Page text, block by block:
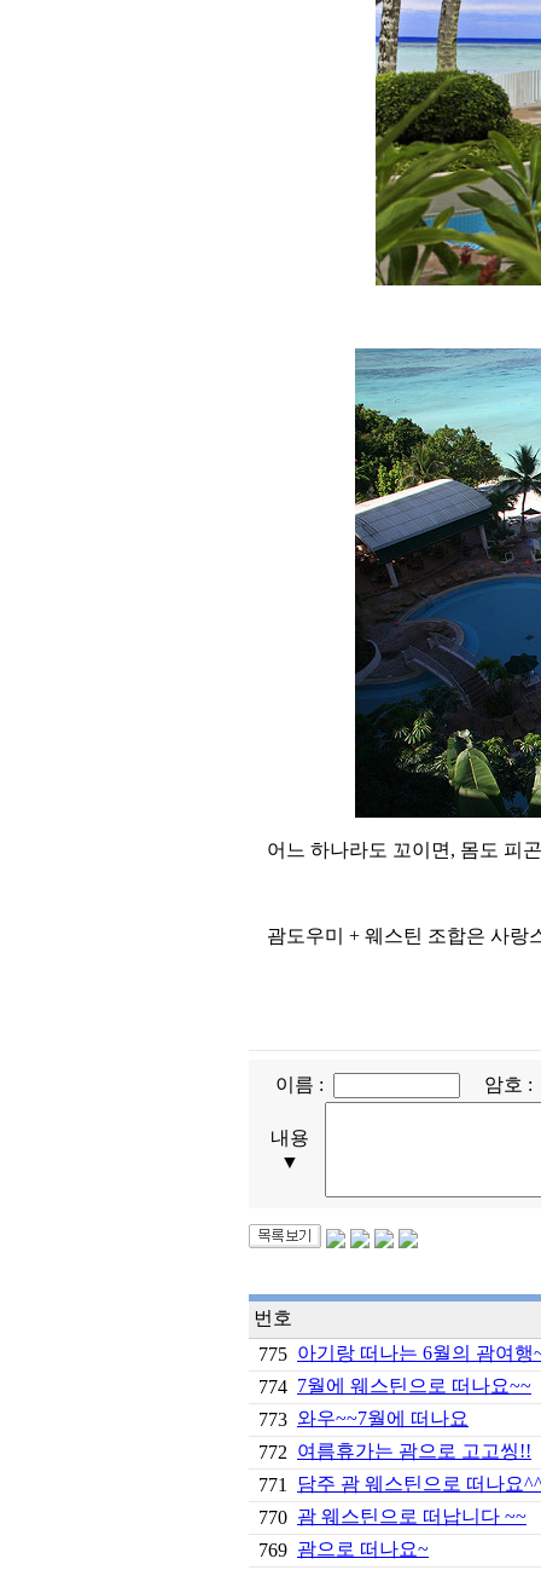
어느 하나라도 꼬이면, 몸도 피
괌도우미 + 웨스틴 조합은 사랑
이름 : 암호 :
내용
▼
번호
775 아기랑 떠나는 6월의 괌여행
774 7월에 웨스틴으로 떠나요~~
773 와우~~7월에 떠나요
772 여름휴가는 괌으로 고고씽!!
771
담주 괌 웨스틴으로 떠나요
770 괌 웨스틴으로 떠납니다 ~~
769 괌으로 떠나요~